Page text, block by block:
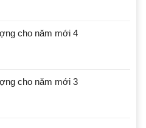
cho năm mới 4
cho năm mới 3